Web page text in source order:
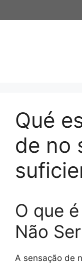
al
Qué
de no
O que
Não
A sensação de